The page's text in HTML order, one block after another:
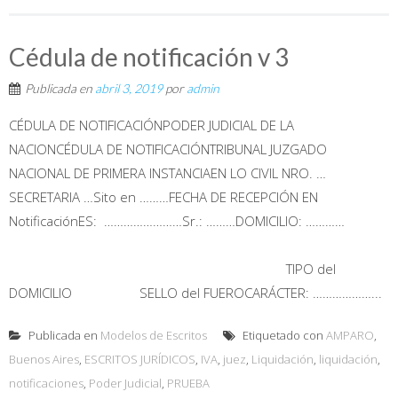
Cédula de notificación v 3
Publicada en abril 3, 2019poradmin
CÉDULA DE NOTIFICACIÓNPODER JUDICIAL DE LA
NACIONCÉDULA DE NOTIFICACIÓNTRIBUNAL JUZGADO
NACIONAL DE PRIMERA INSTANCIAEN LO CIVIL NRO. …
SECRETARIA …Sito en ………FECHA DE RECEPCIÓN EN
NotificaciónES: ……………………Sr.: ………DOMICILIO: …………
TIPO del
DOMICILIO SELLO del FUEROCARÁCTER: ………………...
Publicada en Modelos de Escritos Etiquetado con AMPARO,
Buenos Aires, ESCRITOS JURÍDICOS, IVA, juez, Liquidación, liquidación,
notificaciones, Poder Judicial, PRUEBA